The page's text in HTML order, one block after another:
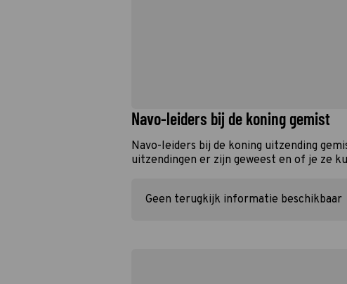
Navo-leiders bij de koning gemist
Navo-leiders bij de koning uitzending
uitzendingen er zijn geweest en of je ze
Geen terugkijk informatie beschikbaar